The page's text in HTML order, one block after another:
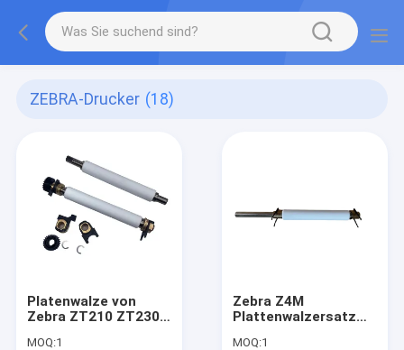
ZEBRA-Drucker (18)
Platenwalze von
Zebra ZT210 ZT230
MOQ:1
Zebra Z4M
Plattenwalzersatz
MOQ:1